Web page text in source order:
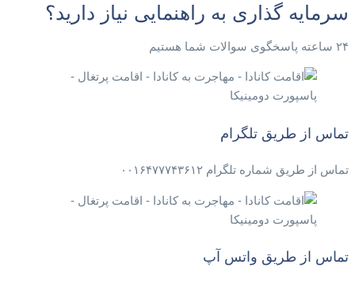
سرمایه گذاری به راهنمایی نیاز دارید؟
۲۴ ساعته پاسخگوی سوالات شما هستیم
تماس از طریق تلگرام
تماس از طریق شماره تلگرام ۰۰۱۶۴۷۷۷۴۳۶۱۲
تماس از طریق واتس آپ